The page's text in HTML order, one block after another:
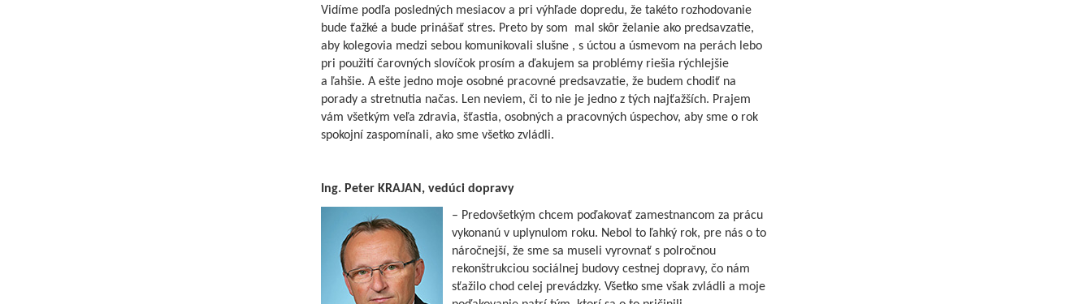
Vidíme podľa posledných mesiacov a pri výhľade dopredu, že takéto rozhodovanie
bude ťažké a bude prinášať stres. Preto by som mal skôr želanie ako predsavzatie,
aby kolegovia medzi sebou komunikovali slušne , s úctou a úsmevom na perách lebo
pri použití čarovných slovíčok prosím a ďakujem sa problémy riešia rýchlejšie
a ľahšie. A ešte jedno moje osobné pracovné predsavzatie, že budem chodiť na
porady a stretnutia načas. Len neviem, či to nie je jedno z tých najťažších. Prajem
vám všetkým veľa zdravia, šťastia, osobných a pracovných úspechov, aby sme o rok
spokojní zaspomínali, ako sme všetko zvládli.
Ing. Peter KRAJAN, vedúci dopravy
– Predovšetkým chcem poďakovať zamestnancom za prácu
vykonanú v uplynulom roku. Nebol to ľahký rok, pre nás o to
náročnejší, že sme sa museli vyrovnať s polročnou
rekonštrukciou sociálnej budovy cestnej dopravy, čo nám
sťažilo chod celej prevádzky. Všetko sme však zvládli a moje